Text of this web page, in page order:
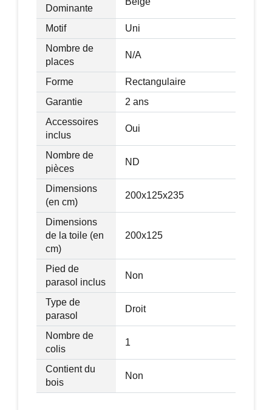
Dominante
Motif
Uni
Nombre de
places
N/A
Forme
Rectangulaire
Garantie
2 ans
Accessoires
inclus
Oui
Nombre de
pièces
ND
Dimensions
(en cm)
200x125x235
Dimensions
de la toile (en
cm)
200x125
Pied de
parasol inclus
Non
Type de
parasol
Droit
Nombre de
colis
1
Contient du
bois
Non